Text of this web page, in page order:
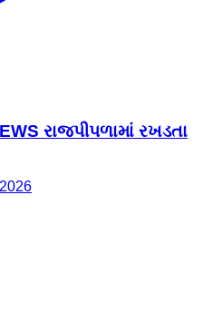
રાજપીપળામાં રખડતા